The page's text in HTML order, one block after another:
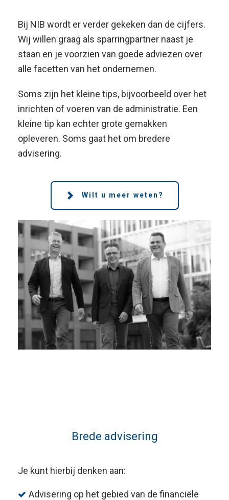
Bij NIB wordt er verder gekeken dan de cijfers.
Wij willen graag als sparringpartner naast je
staan en je voorzien van goede adviezen over
alle facetten van het ondernemen.
Soms zijn het kleine tips, bijvoorbeeld over het
inrichten of voeren van de administratie. Een
kleine tip kan echter grote gemakken
opleveren. Soms gaat het om bredere
advisering.
Wilt u meer weten?
Brede advisering
Je kunt hierbij denken aan:
Advisering op het gebied van de financiële